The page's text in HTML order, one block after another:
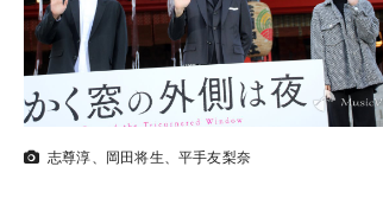
志尊淳、岡田将生、平手友梨奈